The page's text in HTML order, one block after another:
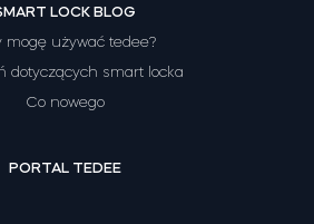
Tedee GO2
Kup teraz
LOCK BLOG
mogę używać tedee?
dotyczących smart locka
Co nowego
PORTAL TEDEE